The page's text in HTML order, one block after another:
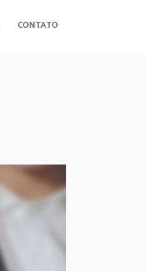
CONTATO